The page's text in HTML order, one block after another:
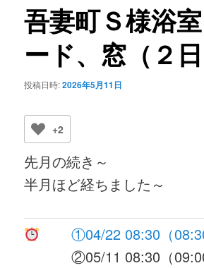
吾妻町Ｓ様浴
ード、窓（２日
投稿日時:2026年5月11日
+2
先月の続き～
半月ほど経ちました～
①04/22 08:30（
②05/11 08:30（